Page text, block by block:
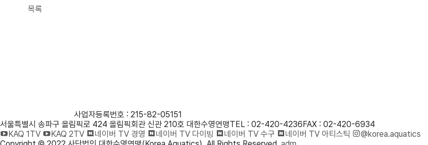
목록
사업자등록번호 : 215-82-05151
서울특별시 송파구 올림픽로 424 올림픽회관 신관 210호 대한수영연맹TEL : 02-420-4236FAX : 02-420-6934
KAQ 1TV
KAQ 2TV 네이버 TV 경영 네이버 TV 다이빙 네이버 TV 수구 네이버 TV 아티스틱
@korea.aquatics